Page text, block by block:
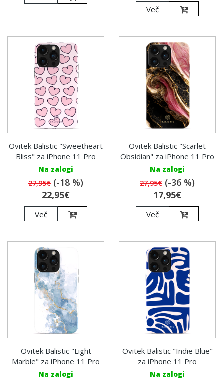
Več
Ovitek Balistic "Sweetheart
Bliss" za iPhone 11 Pro
Na zalogi
27,95€ (-18 %)
22,95€
Več
Ovitek Balistic "Scarlet
Obsidian" za iPhone 11 Pro
Na zalogi
27,95€ (-36 %)
17,95€
Več
Ovitek Balistic "Light
Marble" za iPhone 11 Pro
Na zalogi
Ovitek Balistic "Indie Blue"
za iPhone 11 Pro
Na zalogi